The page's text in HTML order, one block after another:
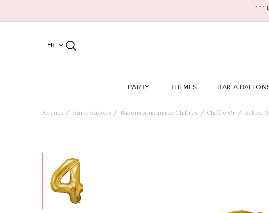
* * *
FR 
PARTY THÈMES BAR À
Accueil Bar à Ballons Ballons Aluminium Chiffres Chiffre Or Ballon